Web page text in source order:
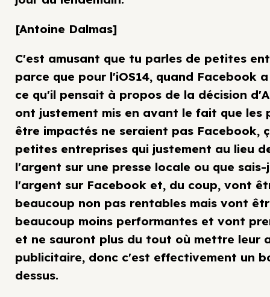
[Antoine Dalmas]
C'est amusant que tu parles de petites
parce que pour l'iOS14, quand Facebook
ce qu'il pensait à propos de la décision
ont justement mis en avant le fait que les
être impactés ne seraient pas Facebook,
petites entreprises qui justement au lieu
l'argent sur une presse locale ou que
l'argent sur Facebook et, du coup, vont
beaucoup non pas rentables mais vont
beaucoup moins performantes et vont
et ne sauront plus du tout où mettre leur
publicitaire, donc c'est effectivement un
dessus.